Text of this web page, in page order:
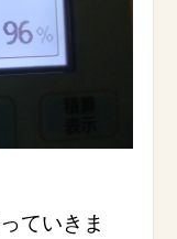
ていきま